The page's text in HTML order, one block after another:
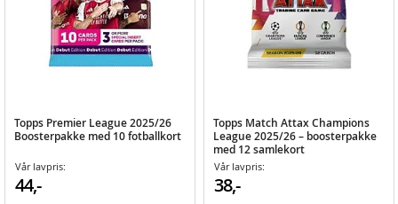
Topps Premier League 2025/26
Boosterpakke med 10 fotballkort
Vår lavpris:
44,-
Topps Match Attax Champions
League 2025/26 – boosterpakke
med 12 samlekort
Vår lavpris:
38,-